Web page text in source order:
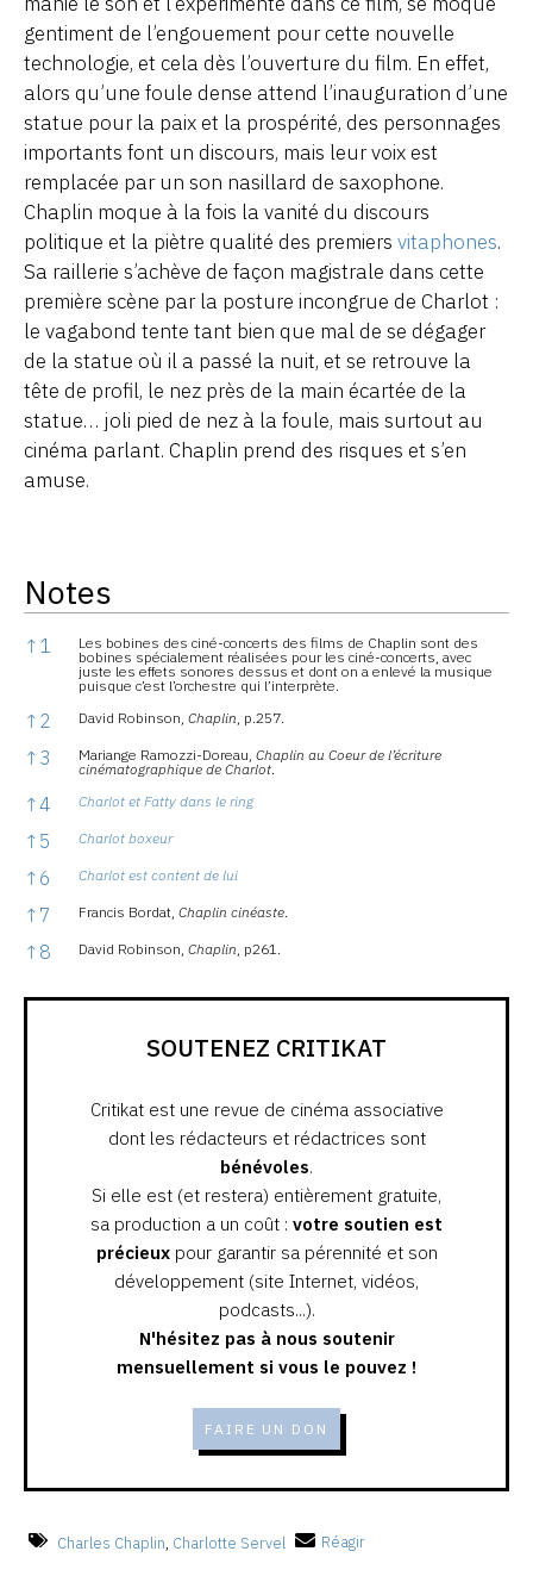
gentiment de l’engouement pour cette nouvelle
technologie, et cela dès l’ouverture du film. En effet,
alors qu’une foule dense attend l’inauguration d’une
statue pour la paix et la prospérité, des personnages
importants font un discours, mais leur voix est
remplacée par un son nasillard de saxophone.
Chaplin moque à la fois la vanité du discours
politique et la piètre qualité des premiers vitaphones.
Sa raillerie s’achève de façon magistrale dans cette
première scène par la posture incongrue de Charlot :
le vagabond tente tant bien que mal de se dégager
de la statue où il a passé la nuit, et se retrouve la
tête de profil, le nez près de la main écartée de la
statue… joli pied de nez à la foule, mais surtout au
cinéma parlant. Chaplin prend des risques et s’en
amuse.
Notes
Notes
↑ 1
Les bobines des ciné-concerts des films de Chaplin sont des
bobines spécialement réalisées pour les ciné-concerts, avec
juste les effets sonores dessus et dont on a enlevé la musique
puisque c’est l’orchestre qui l’interprète.
↑ 2 David Robinson, Chaplin , p.257.
↑ 3 Mariange Ramozzi-Doreau, Chaplin au Coeur de l’écriture
cinématographique de Charlot
↑4 Charlot et Fatty dans le ring
↑ 5 Charlot boxeur
↑ 6 Charlot est content de lui
↑ 7 Francis Bordat, Chaplin cinéaste
↑ 8 David Robinson, Chaplin , p261.
SOUTENEZ CRITIKAT
Critikat est une revue de cinéma associative
dont les rédacteurs et rédactrices sont
bénévoles.
Si elle est (et restera) entièrement gratuite,
sa production a un coût : votre soutien est
précieuxpour garantir sa pérennité et son
développement (site Internet, vidéos,
podcasts...).
N'hésitez pas à nous soutenir
mensuellement si vous le pouvez !
FAIRE UN DON
Charles Chaplin, Charlotte Servel Réagir